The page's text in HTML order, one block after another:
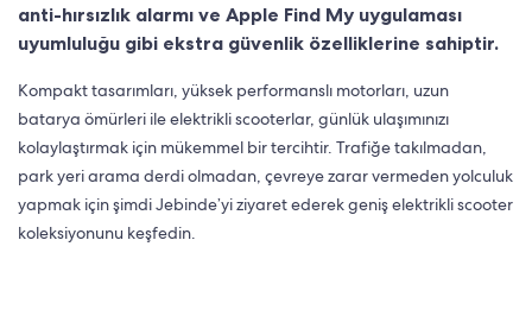
anti-hırsızlık alarmı ve Apple Find My uygulaması
uyumluluğu gibi ekstra güvenlik özelliklerine sahiptir.
Kompakt tasarımları, yüksek performanslı motorları, uzun
batarya ömürleri ile elektrikli scooterlar, günlük ulaşımınızı
kolaylaştırmak için mükemmel bir tercihtir. Trafiğe takılmadan,
park yeri arama derdi olmadan, çevreye zarar vermeden yolculuk
yapmak için şimdi Jebinde’yi ziyaret ederek geniş elektrikli scooter
koleksiyonunu keşfedin.